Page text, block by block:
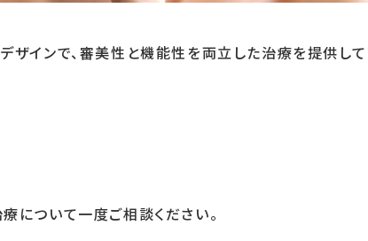
インで、審美性と機能性を両立した治療を提供して
について一度ご相談ください。